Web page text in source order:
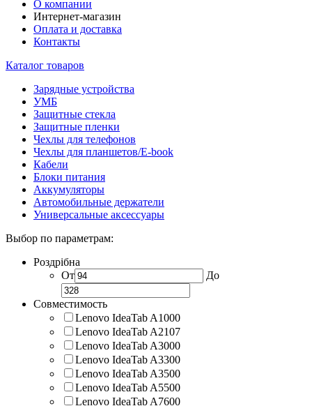
О компании
Интернет-магазин
Оплата и доставка
Контакты
Каталог товаров
Зарядные устройства
УМБ
Защитные стекла
Защитные пленки
Чехлы для телефонов
Чехлы для планшетов/E-book
Кабели
Блоки питания
Аккумуляторы
Автомобильные держатели
Универсальные аксессуары
Выбор по параметрам:
Роздрібна
От
До
Совместимость
Lenovo IdeaTab A1000
Lenovo IdeaTab A2107
Lenovo IdeaTab A3000
Lenovo IdeaTab A3300
Lenovo IdeaTab A3500
Lenovo IdeaTab A5500
Lenovo IdeaTab A7600